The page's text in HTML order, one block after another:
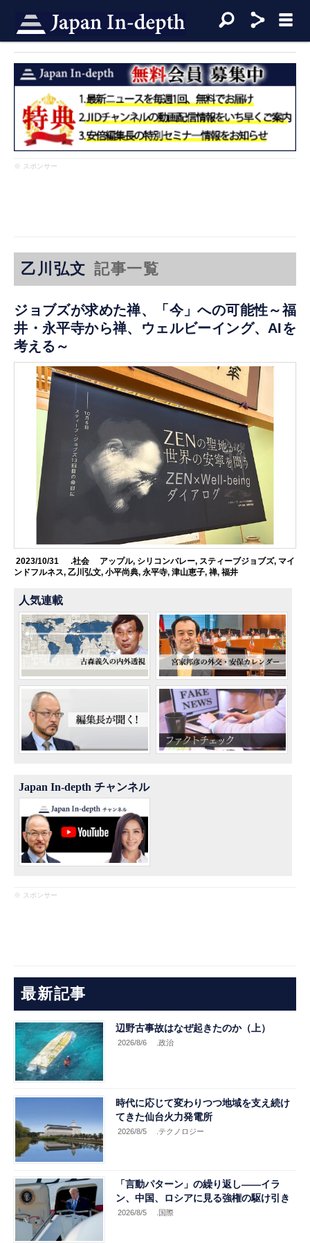
※ スポンサー
乙川弘文 記事一覧
ジョブズが求めた禅、「今」への可能性～福
井・永平寺から禅、ウェルビーイング、AIを
考える～
2023/10/31 .社会 アップル, シリコンバレー, スティーブジョブズ, マイ
ンドフルネス,乙川弘文,小平尚典,永平寺,津山恵子,禅,福井
人気連載
Japan In-depth チャンネル
※ スポンサー
最新記事
辺野古事故はなぜ起きたのか（上）
2026/8/6 .政治
時代に応じて変わりつつ地域を支え続け
てきた仙台火力発電所
2026/8/5 .テクノロジー
「言動パターン」の繰り返し――イラ
ン、中国、ロシアに見る強権の駆け引き
2026/8/5 .国際